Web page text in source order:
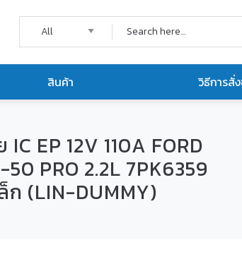
สินค้า วิธีการสั่
EP 12V 110A FORD
50 PRO 2.2L 7PK6359
ก (LIN-DUMMY)